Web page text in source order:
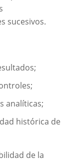
sucesivos.
analíticas;
histórica de
de la